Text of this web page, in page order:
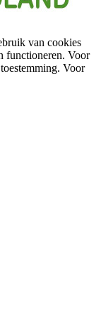
van cookies
functioneren. Voor
Voor